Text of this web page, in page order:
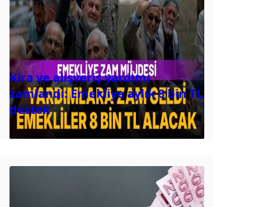
Kira ve alışveriş yardımı
zamlandı: Emekliye aylık 8 bin TL
destek